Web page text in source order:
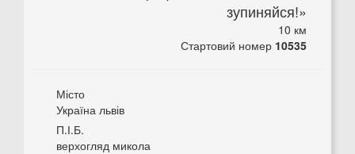
зупиняйся!»
10 км
Стартовий номер 10535
Місто
Україна львів
П.І.Б.
верхогляд микола